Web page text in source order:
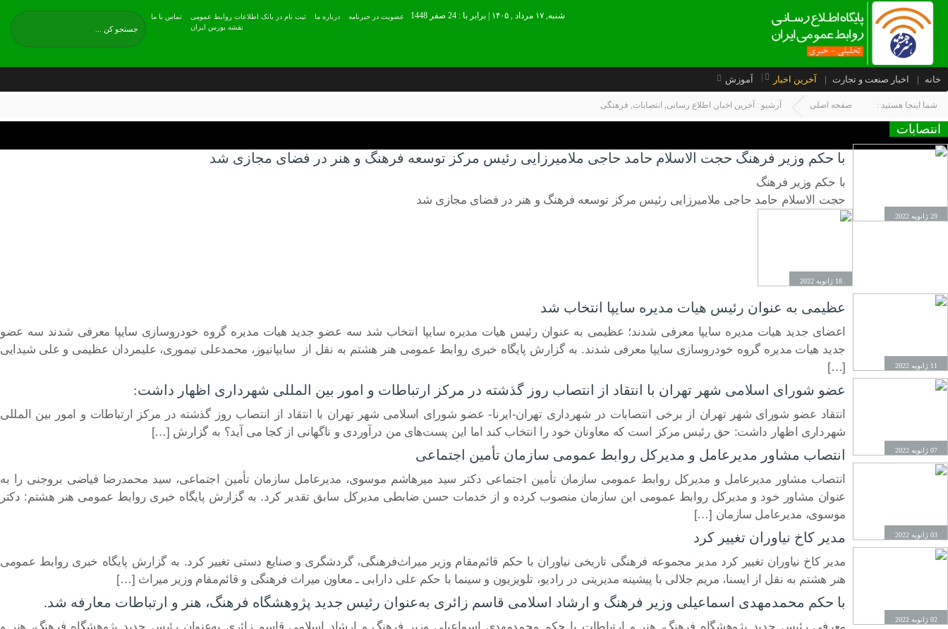
تماس با ما
ثبت نام در بانک اطلاعات روابط عمومی
نقشه بورس ایران
درباره ما عضويت در خبرنامه شنبه, ۱۷ مرداد , ۱۴۰۵ | برابر با : 24 صفر 1448
خانه اخبار صنعت و تجارت آخرین اخبار آموزش
شما اینجا هستید : صفحه اصلی آرشیو : آخرین اخبار , اطلاع رسانی, انتصابات, فرهنگی
انتصابات
29 ژانویه 2022
با حکم وزیر فرهنگ حجت الاسلام حامد حاجی ملامیرزایی رئیس مرکز توسعه فرهنگ و هنر در فضای مجازی شد
با حکم وزیر فرهنگ
حجت الاسلام حامد حاجی ملامیرزایی رئیس مرکز توسعه فرهنگ و هنر در فضای مجازی شد
18 ژانویه 2022
عظیمی به عنوان رئیس هیات مدیره سایپا انتخاب شد
اعضای جدید هیات مدیره سایپا معرفی شدند؛ عظیمی به عنوان رئیس هیات مدیره سایپا انتخاب شد سه عضو جدید هیات مدیره گروه خودروسازی سایپا معرفی شدند سه عضو
جدید هیات مدیره گروه خودروسازی سایپا معرفی شدند. به گزارش پایگاه خبری روابط عمومی هنر هشتم به نقل از سایپانیوز، محمدعلی تیموری، علیمردان عظیمی و علی شیدایی
[…]
11 ژانویه 2022
عضو شورای اسلامی شهر تهران با انتقاد از انتصاب روز گذشته در مرکز ارتباطات و امور بین المللی شهرداری اظهار داشت:
انتقاد عضو شورای شهر تهران از برخی انتصابات در شهرداری تهران-ایرنا- عضو شورای اسلامی شهر تهران با انتقاد از انتصاب روز گذشته در مرکز ارتباطات و امور بین المللی
شهرداری اظهار داشت: حق رئیس مرکز است که معاونان خود را انتخاب کند اما این پست‌های من درآوردی و ناگهانی از کجا می آید؟ به گزارش […]
07 ژانویه 2022 انتصاب مشاور مدیرعامل و مدیرکل روابط عمومی سازمان تأمین اجتماعی
انتصاب مشاور مدیرعامل و مدیرکل روابط عمومی سازمان تأمین اجتماعی دکتر سید میرهاشم موسوی، مدیرعامل سازمان تأمین اجتماعی، سید محمدرضا فیاضی بروجنی‌ را به
عنوان مشاور خود و مدیرکل روابط عمومی این سازمان منصوب کرده و از خدمات حسن ضابطی مدیرکل سابق تقدیر کرد. به گزارش پایگاه خبری روابط عمومی هنر هشتم: دکتر
موسوی، مدیرعامل سازمان […]
03 ژانویه 2022 مدیر کاخ نیاوران تغییر کرد
مدیر کاخ نیاوران تغییر کرد مدیر مجموعه فرهنگی تاریخی نیاوران با حکم قائم‌مقام وزیر میراث‌فرهنگی، گردشگری و صنایع دستی تغییر کرد. به‌ گزارش پایگاه خبری روابط عمومی
هنر هشتم به نقل از ایسنا، مریم جلالی با پیشینه مدیریتی در رادیو، تلویزیون و سینما با حکم علی دارابی ـ معاون میراث فرهنگی و قائم‌مقام وزیر میراث […]
02 ژانویه 2022
با حکم محمدمهدی اسماعیلی وزیر فرهنگ و ارشاد اسلامی قاسم زائری به‌عنوان رئیس جدید پژوهشگاه فرهنگ، هنر و ارتباطات معارفه شد.